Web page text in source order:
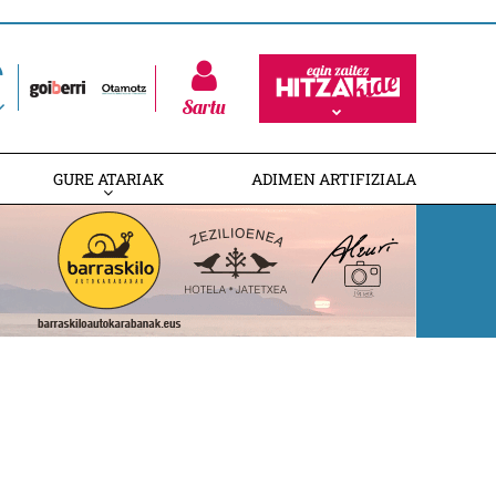
Sartu
GURE ATARIAK ADIMEN ARTIFIZIALA